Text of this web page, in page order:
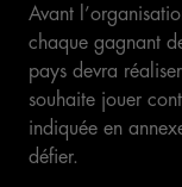
Avant
chaque gagnant
pays devra
souhaite jouer
indiquée en
défier.